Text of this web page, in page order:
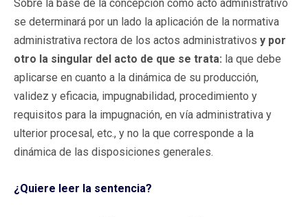
Sobre la base de la concepción como acto administrativo
se determinará por un lado la aplicación de la normativa
administrativa rectora de los actos administrativos y por
otro la singular del acto de que se trata: la que debe
aplicarse en cuanto a la dinámica de su producción,
validez y eficacia, impugnabilidad, procedimiento y
requisitos para la impugnación, en vía administrativa y
ulterior procesal, etc., y no la que corresponde a la
dinámica de las disposiciones generales.
¿Quiere leer la sentencia?